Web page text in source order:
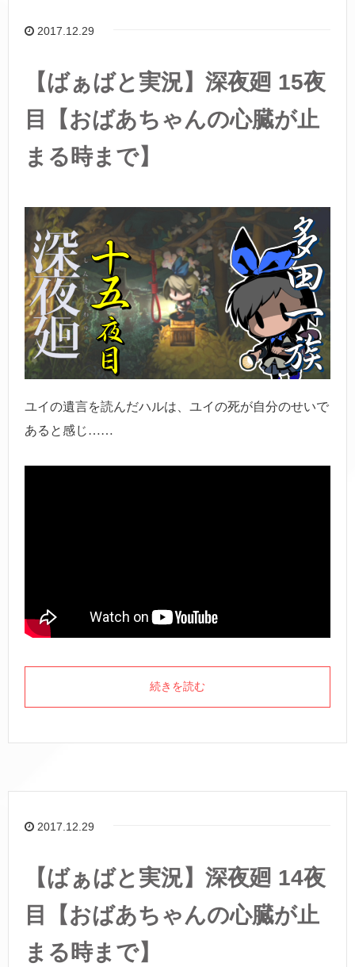
2017.12.29
【ばぁばと実況】深夜廻 15夜
目【おばあちゃんの心臓が止
まる時まで】
ユイの遺言を読んだハルは、ユイの死が自分のせいで
あると感じ……
続きを読む
2017.12.29
【ばぁばと実況】深夜廻 14夜
目【おばあちゃんの心臓が止
まる時まで】